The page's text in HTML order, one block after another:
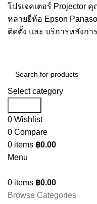
โปรเจคเตอร์ Projector
หลายยี่ห้อ Epson
ติดตั้ง และ บริการหลังกา
Select category
0 Wishlist
0 Compare
0 items ฿0.00
Menu
0 items ฿0.00
Browse Categories